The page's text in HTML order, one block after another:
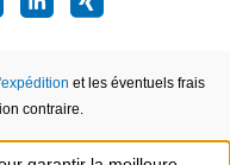
et les éventuels frais
contraire.